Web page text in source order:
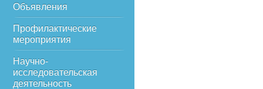
Объявления
Профилактические
мероприятия
Научно-
исследовательская
деятельность